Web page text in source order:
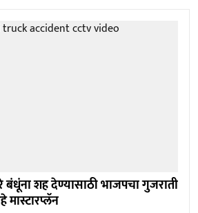
शह देण्यासाठी भाजपचा गुजराती